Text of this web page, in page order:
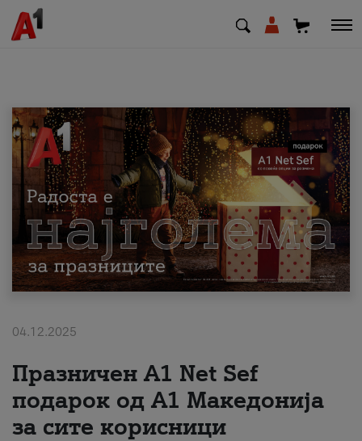
МК EN SQ
Приватни Деловни
Поддршка
Надополни кредит
За нас
#ПодобарОнлајн
04.12.2025
Празничен A1 Net Sеf
подарок од А1 Македонија
за сите корисници